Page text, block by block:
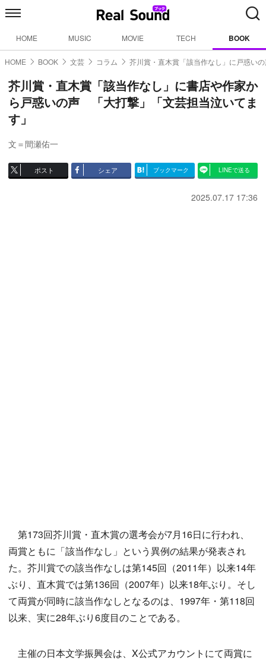
HOME MUSIC MOVIE TECH BOOK
HOME BOOK 文芸 コラム 芥川賞・直木賞「該当作なし」に戸惑い
芥川賞・直木賞「該当作なし」に書店や作家か
ら戸惑いの声 「大打撃」「文芸担当泣いてま
す」
文＝間瀬佑一
ポスト シェア ブックマーク LINEで送る
2025.07.17 17:36
第173回芥川賞・直木賞の選考会が7月16日に行われ、
両賞ともに「該当作なし」という異例の結果が発表され
た。芥川賞での該当作なしは第145回（2011年）以来14年
ぶり、直木賞では第136回（2007年）以来18年ぶり。そし
て両賞が同時に該当作なしとなるのは、1997年・第118回
以来、実に28年ぶり6度目のことである。
主催の日本文学振興会は、X公式アカウントにて両賞に